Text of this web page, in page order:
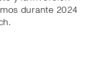
durante 2024